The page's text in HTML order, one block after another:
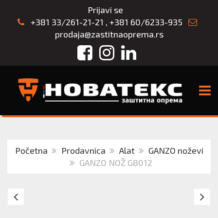
Prijavi se
+381 33/261-21-21 , +381 60/6233-935
prodaja@zastitnaoprema.rs
FacebookInstagram
LinkedIn
Početna Prodavnica Alat
GANZO noževi
GANZO NOŽ G8012
Nož